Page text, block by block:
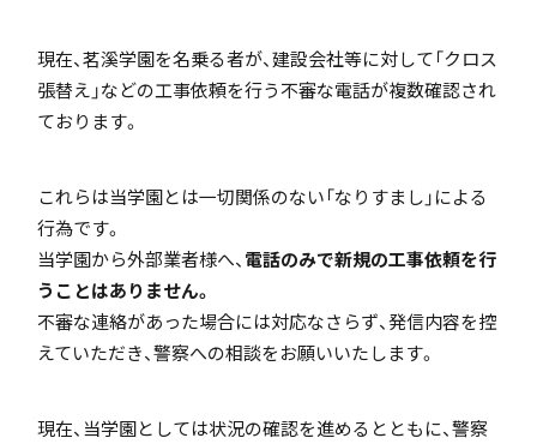
現在、茗溪学園を名乗る者が、建設会社等に対して「クロス
張替え」などの工事依頼を行う不審な電話が複数確認され
ております。
これらは当学園とは一切関係のない「なりすまし」による
行為です。
当学園から外部業者様へ、 電話のみで新規の工事依頼を行
うことはありません。
不審な連絡があった場合には対応なさらず、発信内容を控
えていただき、警察への相談をお願いいたします。
現在、当学園としては状況の確認を進めるとともに、警察
「SDGs」の取り組みについて